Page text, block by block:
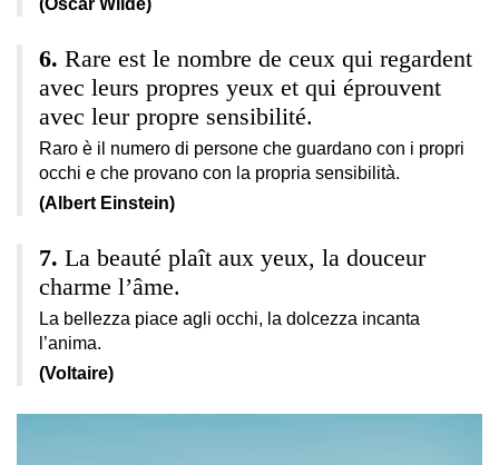
Rare est le nombre de ceux qui regardent
avec leurs propres yeux et qui éprouvent
avec leur propre sensibilité.
Raro è il numero di persone che guardano con i propri
occhi e che provano con la propria sensibilità.
(Albert Einstein)
La beauté plaît aux yeux, la douceur
charme l’âme.
La bellezza piace agli occhi, la dolcezza incanta
l’anima.
(Voltaire)